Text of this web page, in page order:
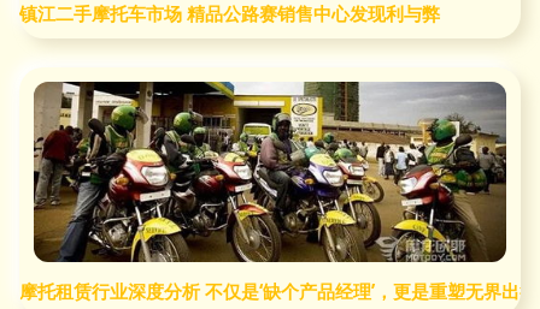
镇江二手摩托车市场 精品公路赛销售中心发现利与弊
摩托租赁行业深度分析 不仅是‘缺个产品经理’，更是重塑无界出